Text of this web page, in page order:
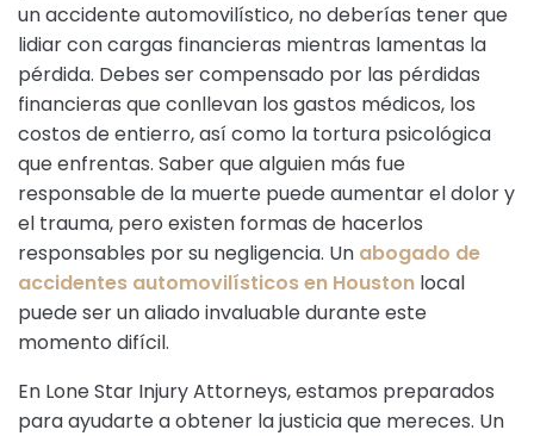
un accidente automovilístico, no deberías tener que
lidiar con cargas financieras mientras lamentas la
pérdida. Debes ser compensado por las pérdidas
financieras que conllevan los gastos médicos, los
costos de entierro, así como la tortura psicológica
que enfrentas. Saber que alguien más fue
responsable de la muerte puede aumentar el dolor y
el trauma, pero existen formas de hacerlos
responsables por su negligencia. Un abogado de
accidentes automovilísticos en Houston local
puede ser un aliado invaluable durante este
momento difícil.
En Lone Star Injury Attorneys, estamos preparados
para ayudarte a obtener la justicia que mereces. Un